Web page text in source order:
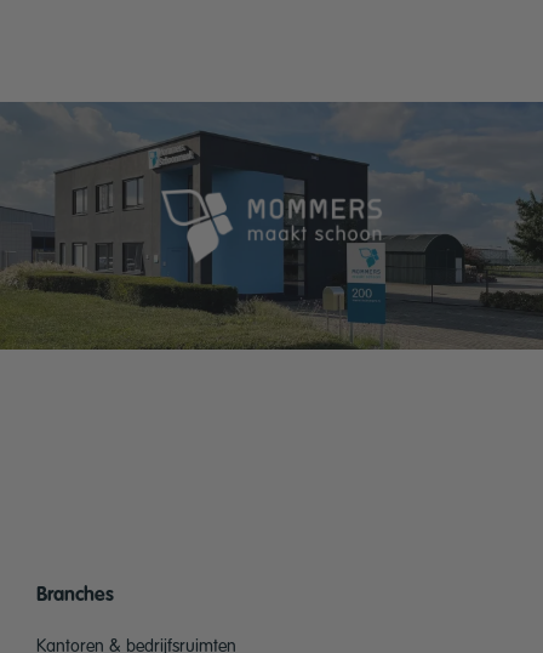
Branches
Kantoren & bedrijfsruimten